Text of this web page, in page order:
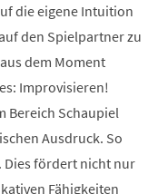
die eigene Intuition
den Spielpartner zu
dem Moment
Improvisieren!
Bereich Schaupiel
Ausdruck. So
Dies fördert nicht nur
Fähigkeiten